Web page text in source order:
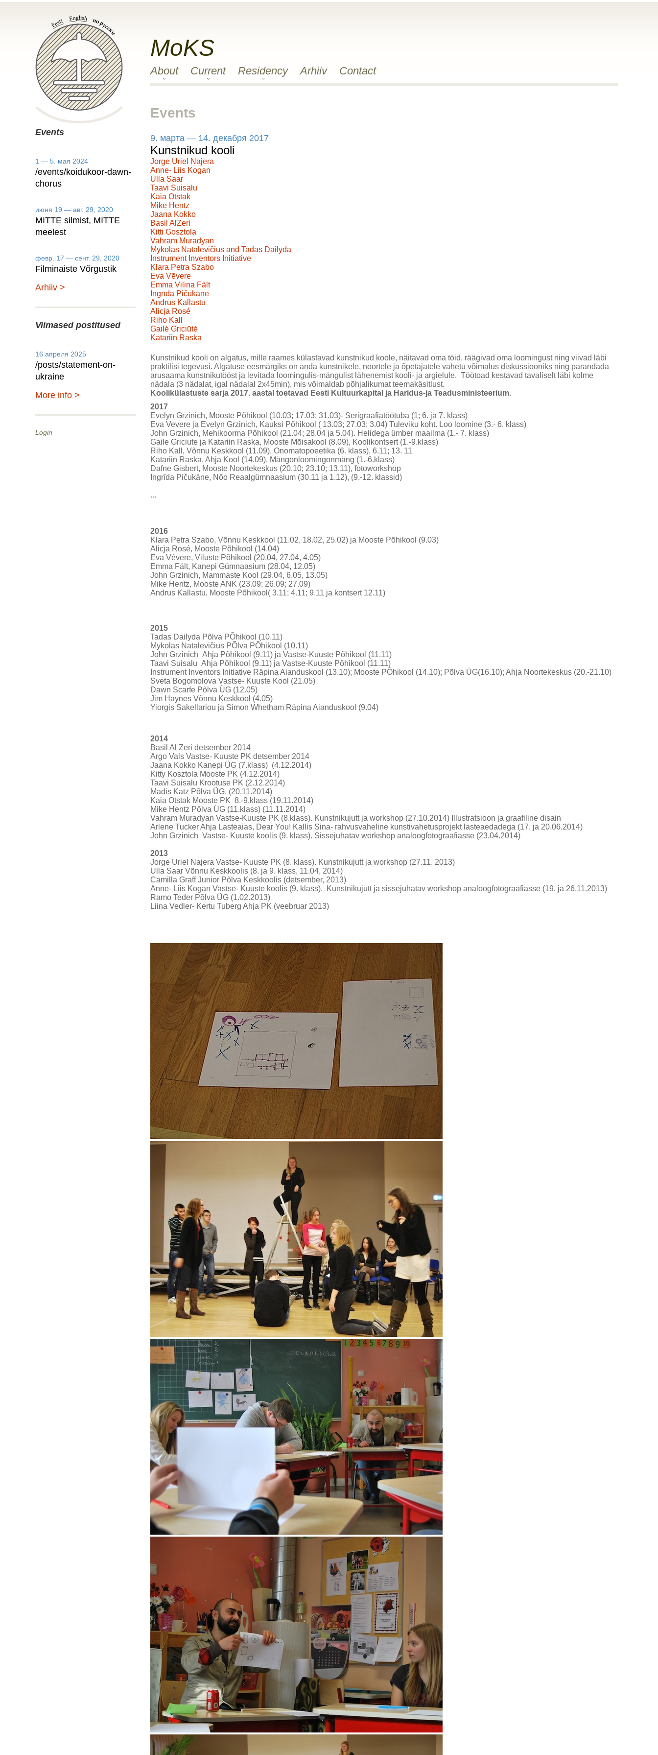
Events
1 — 5. мая 2024
/events/koidukoor-dawn-
chorus
июня 19 — авг. 29, 2020
MITTE silmist, MITTE
meelest
февр. 17 — сент. 29, 2020
Filminaiste Võrgustik
Arhiiv >
Viimased postitused
16 апреля 2025
/posts/statement-on-
ukraine
More info >
Login
MoKS
About Current Residency Arhiiv Contact
Events
9. марта — 14. декабря 2017
Kunstnikud kooli
Jorge Uriel Najera
Anne- Liis Kogan
Ulla Saar
Taavi Suisalu
Kaia Otstak
Mike Hentz
Jaana Kokko
Basil AlZeri
Kitti Gosztola
Vahram Muradyan
Mykolas Natalevičius and Tadas Dailyda
Instrument Inventors Initiative
Klara Petra Szabo
Eva Vēvere
Emma Vilina Fält
Ingrīda Pičukāne
Andrus Kallastu
Alicja Rosé
Riho Kall
Gailė Griciūtė
Katariin Raska
Kunstnikud kooli on algatus, mille raames külastavad kunstnikud koole, näitavad oma töid, räägivad oma loomingust ning viivad läbi
praktilisi tegevusi. Algatuse eesmärgiks on anda kunstnikele, noortele ja õpetajatele vahetu võimalus diskussiooniks ning parandada
arusaama kunstnikutööst ja levitada loomingulis-mängulist lähenemist kooli- ja argielule. Töötoad kestavad tavaliselt läbi kolme
nädala (3 nädalat, igal nädalal 2x45min), mis võimaldab põhjalikumat teemakäsitlust.
Koolikülastuste sarja 2017. aastal toetavad Eesti Kultuurkapital ja Haridus-ja Teadusministeerium.
2017
Evelyn Grzinich, Mooste Põhikool (10.03; 17.03; 31.03)- Serigraafiatöötuba (1; 6. ja 7. klass)
Eva Vevere ja Evelyn Grzinich, Kauksi Põhikool ( 13.03; 27.03; 3.04) Tuleviku koht. Loo loomine (3.- 6. klass)
John Grzinich, Mehikoorma Põhikool (21.04; 28.04 ja 5.04). Helidega ümber maailma (1.- 7. klass)
Gaile Griciute ja Katariin Raska, Mooste Mõisakool (8.09), Koolikontsert (1.-9.klass)
Riho Kall, Võnnu Keskkool (11.09), Onomatopoeetika (6. klass), 6.11; 13. 11
Katariin Raska, Ahja Kool (14.09), Mängonloomingonmäng (1.-6.klass)
Dafne Gisbert, Mooste Noortekeskus (20.10; 23.10; 13.11), fotoworkshop
Ingrīda Pičukāne, Nõo Reaalgümnaasium (30.11 ja 1.12), (9.-12. klassid)
...
2016
Klara Petra Szabo, Võnnu Keskkool (11.02, 18.02, 25.02) ja Mooste Põhikool (9.03)
Alicja Rosé, Mooste Põhikool (14.04)
Eva Vévere, Viluste Põhikool (20.04, 27.04, 4.05)
Emma Fält, Kanepi Gümnaasium (28.04, 12.05)
John Grzinich, Mammaste Kool (29.04, 6.05, 13.05)
Mike Hentz, Mooste ANK (23.09; 26.09; 27.09)
Andrus Kallastu, Mooste Põhikool( 3.11; 4.11; 9.11 ja kontsert 12.11)
2015
Tadas Dailyda Põlva PÕhikool (10.11)
Mykolas Natalevičius PÕlva PÕhikool (10.11)
John Grzinich Ahja Põhikool (9.11) ja Vastse-Kuuste Põhikool (11.11)
Taavi Suisalu Ahja Põhikool (9.11) ja Vastse-Kuuste Põhikool (11.11)
Instrument Inventors Initiative Räpina Aianduskool (13.10); Mooste PÕhikool (14.10); Põlva ÜG(16.10); Ahja Noortekeskus (20.-21.10)
Sveta Bogomolova Vastse- Kuuste Kool (21.05)
Dawn Scarfe Põlva ÜG (12.05)
Jim Haynes Võnnu Keskkool (4.05)
Yiorgis Sakellariou ja Simon Whetham Räpina Aianduskool (9.04)
2014
Basil Al Zeri detsember 2014
Argo Vals Vastse- Kuuste PK detsember 2014
Jaana Kokko Kanepi ÜG (7.klass) (4.12.2014)
Kitty Kosztola Mooste PK (4.12.2014)
Taavi Suisalu Krootuse PK (2.12.2014)
Madis Katz Põlva ÜG, (20.11.2014)
Kaia Otstak Mooste PK 8.-9.klass (19.11.2014)
Mike Hentz Põlva ÜG (11.klass) (11.11.2014)
Vahram Muradyan Vastse-Kuuste PK (8.klass). Kunstnikujutt ja workshop (27.10.2014) Illustratsioon ja graafiline disain
Arlene Tucker Ahja Lasteaias, Dear You! Kallis Sina- rahvusvaheline kunstivahetusprojekt lasteaedadega (17. ja 20.06.2014)
John Grzinich Vastse- Kuuste koolis (9. klass). Sissejuhatav workshop analoogfotograafiasse (23.04.2014)
2013
Jorge Uriel Najera Vastse- Kuuste PK (8. klass). Kunstnikujutt ja workshop (27.11. 2013)
Ulla Saar Võnnu Keskkoolis (8. ja 9. klass, 11.04, 2014)
Camilla Graff Junior Põlva Keskkoolis (detsember, 2013)
Anne- Liis Kogan Vastse- Kuuste koolis (9. klass). Kunstnikujutt ja sissejuhatav workshop analoogfotograafiasse (19. ja 26.11.2013)
Ramo Teder Põlva ÜG (1.02.2013)
Liina Vedler- Kertu Tuberg Ahja PK (veebruar 2013)